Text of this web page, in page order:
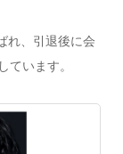
れ、引退後に会
います。